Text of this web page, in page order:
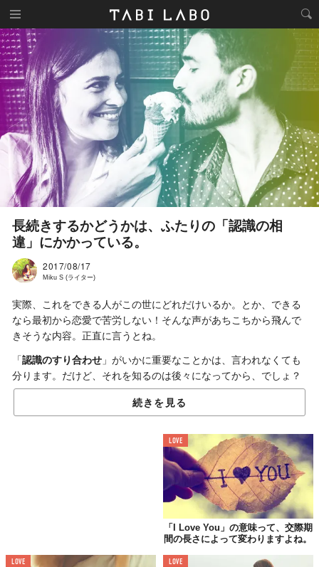
長続きするかどうかは、ふたりの「認識の相
違」にかかっている。
2017/08/17
Miku S (ライター)
実際、これをできる人がこの世にどれだけいるか。とか、できる
なら最初から恋愛で苦労しない！そんな声があちこちから飛んで
きそうな内容。正直に言うとね。
「認識のすり合わせ 」がいかに重要なことかは、言われなくても
分ります。だけど、それを知るのは後々になってから、でしょ？
だからこそライターAlison Segelは、早いうちにと念を押すわけ
ほら、結局のところ恋愛のキーポイントって、この5つくらいじゃ
続きを見る
LOVE
「I Love You」の意味って、交際期
間の長さによって変わりますよね。
LOVE LOVE